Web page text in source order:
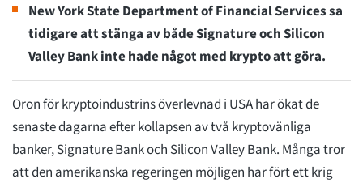
New York State Department of Financial Services sa
tidigare att stänga av både Signature och Silicon
Valley Bank inte hade något med krypto att göra.
Oron för kryptoindustrins överlevnad i USA har ökat de
senaste dagarna efter kollapsen av två kryptovänliga
banker, Signature Bank och Silicon Valley Bank. Många tror
att den amerikanska regeringen möjligen har fört ett krig